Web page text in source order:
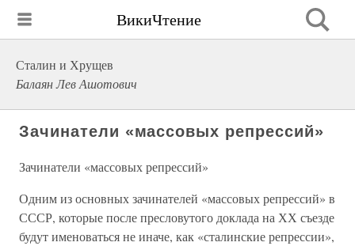
ВикиЧтение
Сталин и Хрущев
Балаян Лев Ашотович
Зачинатели «массовых репрессий»
Зачинатели «массовых репрессий»
Одним из основных зачинателей «массовых репрессий» в
СССР, которые после пресловутого доклада на ХХ съезде
будут именоваться не иначе, как «сталинские репрессии»,